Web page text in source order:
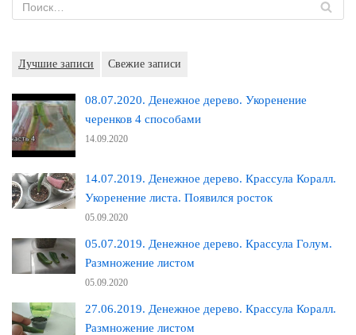
Лучшие записи Свежие записи
08.07.2020. Денежное дерево. Укоренение
черенков 4 способами
14.09.2020
14.07.2019. Денежное дерево. Крассула Коралл.
Укоренение листа. Появился росток
05.09.2020
05.07.2019. Денежное дерево. Крассула Голум.
Размножение листом
05.09.2020
27.06.2019. Денежное дерево. Крассула Коралл.
Размножение листом